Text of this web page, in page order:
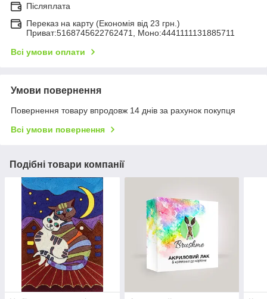
Післяплата
Переказ на карту (Економія від 23 грн.)
Приват:5168745622762471, Моно:4441111131885711
Всі умови оплати
Умови повернення
Повернення товару впродовж 14 днів за рахунок покупця
Всі умови повернення
Подібні товари компанії